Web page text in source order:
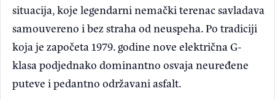
situacija, koje legendarni nemački terenac savladava
samouvereno i bez straha od neuspeha. Po tradiciji
koja je započeta 1979. godine nove električna G-
klasa podjednako dominantno osvaja neuređene
puteve i pedantno održavani asfalt.